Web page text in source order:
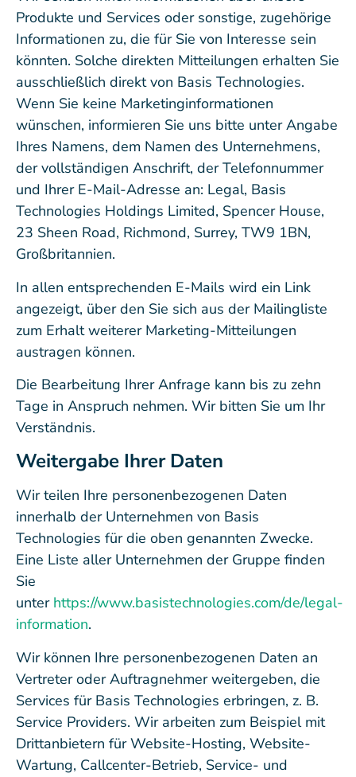
Produkte und Services oder sonstige, zugehörige
Informationen zu, die für Sie von Interesse sein
könnten. Solche direkten Mitteilungen erhalten Sie
ausschließlich direkt von Basis Technologies.
Wenn Sie keine Marketinginformationen
wünschen, informieren Sie uns bitte unter Angabe
Ihres Namens, dem Namen des Unternehmens,
der vollständigen Anschrift, der Telefonnummer
und Ihrer E-Mail-Adresse an: Legal, Basis
Technologies Holdings Limited, Spencer House,
23 Sheen Road, Richmond, Surrey, TW9 1BN,
Großbritannien.
In allen entsprechenden E-Mails wird ein Link
angezeigt, über den Sie sich aus der Mailingliste
zum Erhalt weiterer Marketing-Mitteilungen
austragen können.
Die Bearbeitung Ihrer Anfrage kann bis zu zehn
Tage in Anspruch nehmen. Wir bitten Sie um Ihr
Verständnis.
Weitergabe Ihrer Daten
Wir teilen Ihre personenbezogenen Daten
innerhalb der Unternehmen von Basis
Technologies für die oben genannten Zwecke.
Eine Liste aller Unternehmen der Gruppe finden
Sie
unter https://www.basistechnologies.com/de/legal-
information.
Wir können Ihre personenbezogenen Daten an
Vertreter oder Auftragnehmer weitergeben, die
Services für Basis Technologies erbringen, z. B.
Service Providers. Wir arbeiten zum Beispiel mit
Drittanbietern für Website-Hosting, Website-
Wartung, Callcenter-Betrieb, Service- und